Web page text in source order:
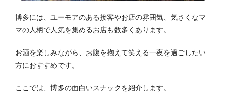
博多には、ユーモアのある接客やお店の雰囲気、気さくなマ
マの人柄で人気を集めるお店も数多くあります。
お酒を楽しみながら、お腹を抱えて笑える一夜を過ごしたい
方におすすめです。
ここでは、博多の面白いスナックを紹介します。